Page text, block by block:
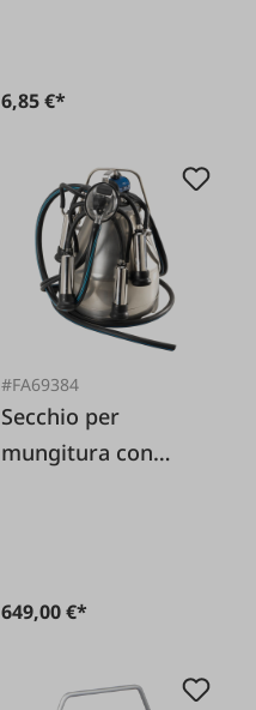
6,85 €*
#FA69384
Secchio per
mungitura con
649,00 €*